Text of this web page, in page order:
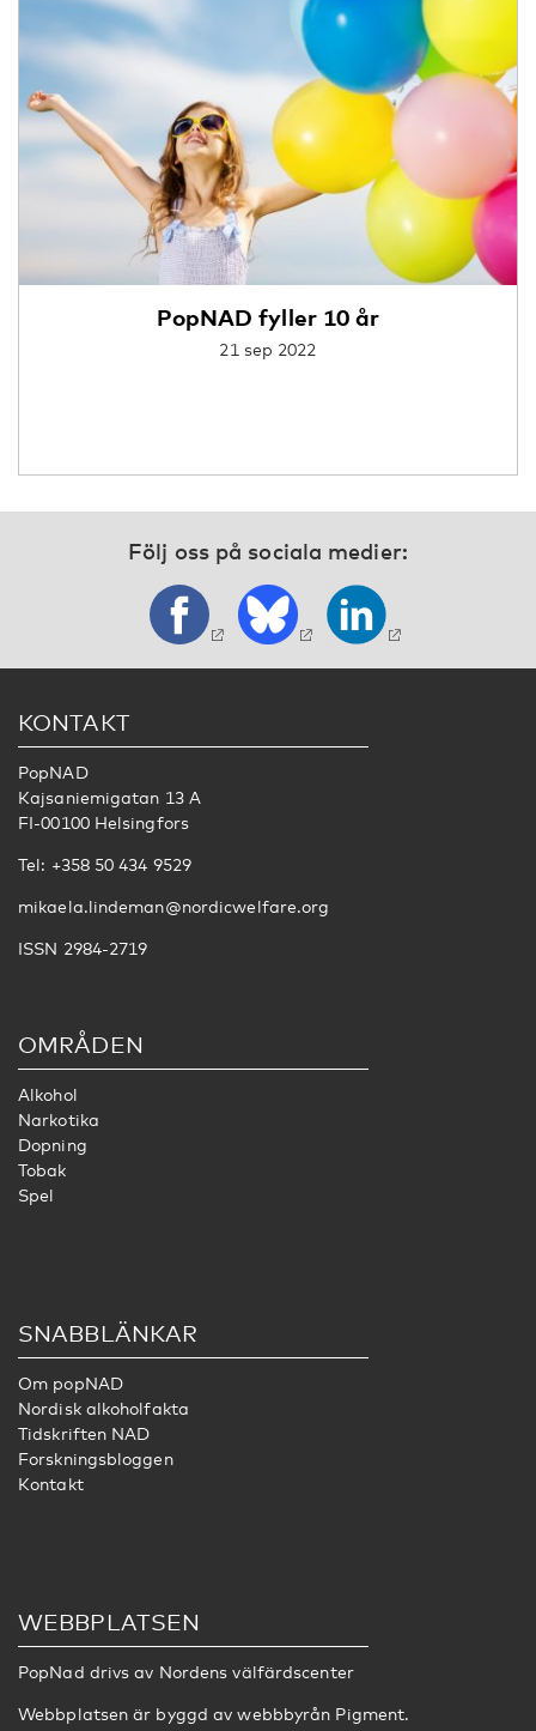
PopNAD fyller 10 år
21 sep 2022
Följ oss på sociala medier:
KONTAKT
PopNAD
Kajsaniemigatan 13 A
FI-00100 Helsingfors
Tel: +358 50 434 9529
mikaela.lindeman@nordicwelfare.org
ISSN 2984-2719
OMRÅDEN
Alkohol
Narkotika
Dopning
Tobak
Spel
SNABBLÄNKAR
Om popNAD
Nordisk alkoholfakta
Tidskriften NAD
Forskningsbloggen
Kontakt
WEBBPLATSEN
PopNad drivs av Nordens välfärdscenter
Webbplatsen är byggd av webbbyrån Pigment.